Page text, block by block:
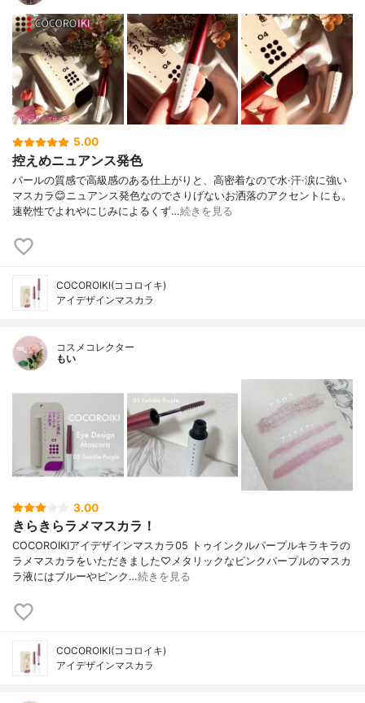
5.00
控えめニュアンス発色
パールの質感で高級感のある仕上がりと、高密着なので水·汗·涙に強い
マスカラ😊ニュアンス発色なのでさりげないお洒落のアクセントにも。
速乾性でよれやにじみによるくず…続きを見る
COCOROIKI(ココロイキ)
アイデザインマスカラ
コスメコレクター
もい
3.00
きらきらラメマスカラ！
COCOROIKIアイデザインマスカラ05 トゥインクルパープルキラキラの
ラメマスカラをいただきました♡メタリックなピンクパープルのマスカ
ラ液にはブルーやピンク…続きを見る
COCOROIKI(ココロイキ)
アイデザインマスカラ